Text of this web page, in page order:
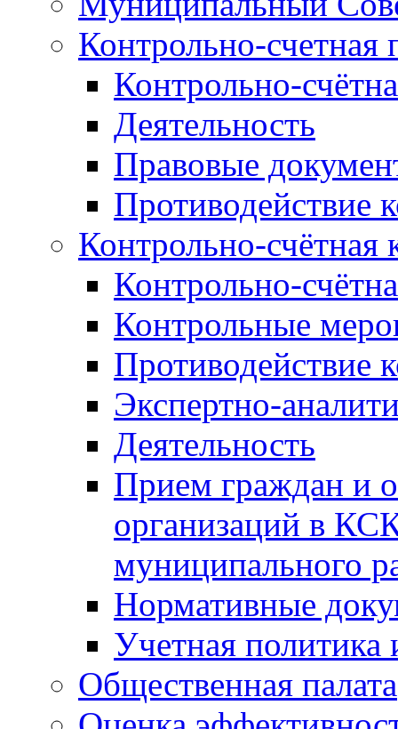
Контрольно-счетная
Контрольно-
Деятельность
Правовые
Противодействие
Контрольно-счётная
Контрольно-
Контрольные
Противодействие
Экспертно-
Деятельность
Прием граждан и
организаций в
муниципального
Нормативные
Учетная политика
Общественная палата